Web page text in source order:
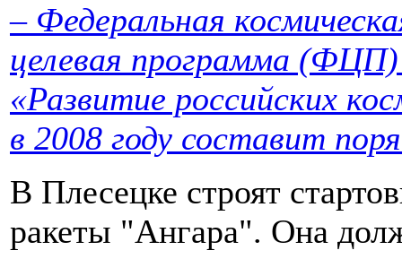
– Федеральная
целевая программа
«Развитие российских
в 2008 году составит
В Плесецке строят
ракеты "Ангара". Она